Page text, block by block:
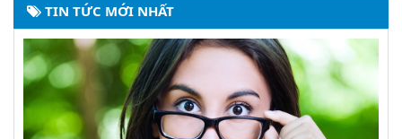
TIN TỨC MỚI NHẤT